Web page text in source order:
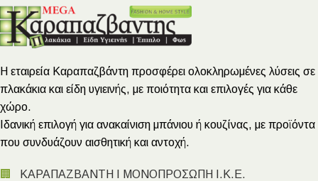
Η εταιρεία Καραπαζβάντη προσφέρει ολοκληρωμένες λύσεις σε
πλακάκια και είδη υγιεινής, με ποιότητα και επιλογές για κάθε
χώρο.
Ιδανική επιλογή για ανακαίνιση μπάνιου ή κουζίνας, με προϊόντα
που συνδυάζουν αισθητική και αντοχή.
🏢 ΚΑΡΑΠΑΖΒΑΝΤΗ Ι ΜΟΝΟΠΡΟΣΩΠΗ Ι.Κ.Ε.